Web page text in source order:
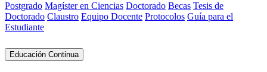
Postgrado Magíster en Ciencias Doctorado Becas Tesis de
Doctorado Claustro Equipo Docente Protocolos Guía para el
Estudiante
Educación Continua